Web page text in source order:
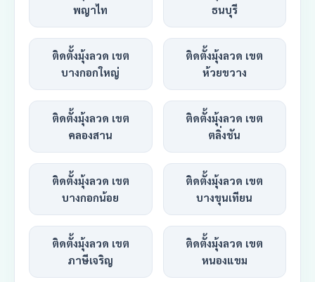
พญาไท
ธนบุรี
ติดตั้งมุ้งลวด เขต
บางกอกใหญ่
ติดตั้งมุ้งลวด เขต
ห้วยขวาง
ติดตั้งมุ้งลวด เขต
คลองสาน
ติดตั้งมุ้งลวด เขต
ตลิ่งชัน
ติดตั้งมุ้งลวด เขต
บางกอกน้อย
ติดตั้งมุ้งลวด เขต
บางขุนเทียน
ติดตั้งมุ้งลวด เขต
ภาษีเจริญ
ติดตั้งมุ้งลวด เขต
หนองแขม